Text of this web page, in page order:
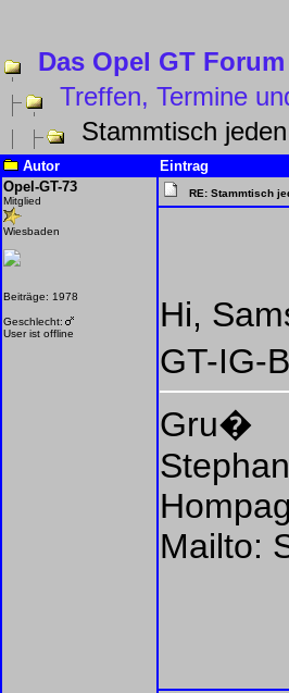
Das Opel GT Forum
Treffen, Termine
Stammtisch
Autor
Eintrag
Opel-GT-73
Mitglied
Wiesbaden
Beiträge: 1978
Geschlecht:
User ist offline
RE: Stammtisch
Hi,
GT-IG-
Gru�
Stephan
Mailto: